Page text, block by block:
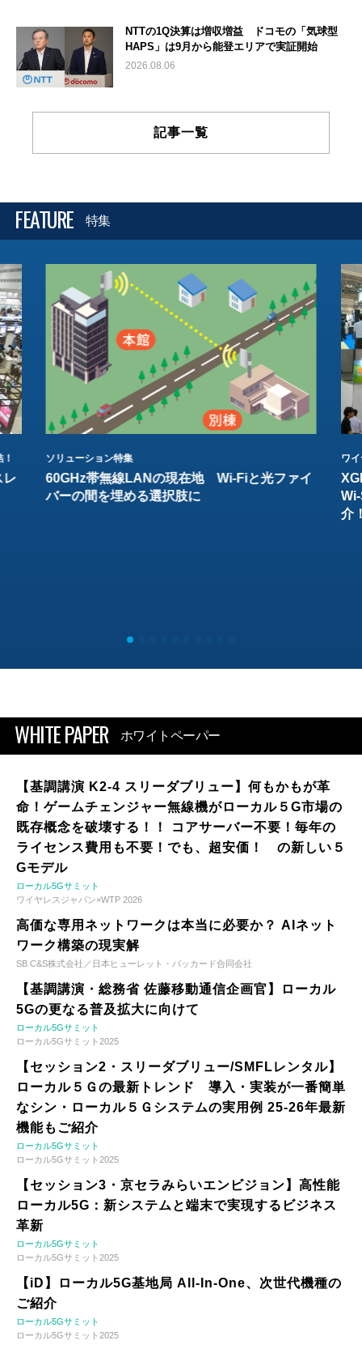
NTTの1Q決算は増収増益 ドコモの「気球型
HAPS」は9月から能登エリアで実証開始
2026.08.06
記事一覧
FEATURE 特集
レ
ソリューション特集
60GHz帯無線LANの現在地 Wi-Fiと光ファイ
バーの間を埋める選択肢に
ワ
介
WHITE PAPER ホワイトペーパー
【基調講演 K2-4 スリーダブリュー】何もかもが革
命！ゲームチェンジャー無線機がローカル５G市場の
既存概念を破壊する！！ コアサーバー不要！毎年の
ライセンス費用も不要！でも、超安価！ の新しい５
Gモデル
ローカル5Gサミット
ワイヤレスジャパン×WTP 2026
高価な専用ネットワークは本当に必要か？ AIネット
ワーク構築の現実解
SB C&S株式会社／日本ヒューレット・パッカード合同会社
【基調講演・総務省 佐藤移動通信企画官】ローカル
5Gの更なる普及拡大に向けて
ローカル5Gサミット
ローカル5Gサミット2025
【セッション2・スリーダブリュー/SMFLレンタル】
ローカル５Ｇの最新トレンド 導入・実装が一番簡単
なシン・ローカル５Ｇシステムの実用例 25-26年最新
機能もご紹介
ローカル5Gサミット
ローカル5Gサミット2025
【セッション3・京セラみらいエンビジョン】高性能
ローカル5G：新システムと端末で実現するビジネス
革新
ローカル5Gサミット
ローカル5Gサミット2025
【iD】ローカル5G基地局 All-In-One、次世代機種の
ご紹介
ローカル5Gサミット
ローカル5Gサミット2025